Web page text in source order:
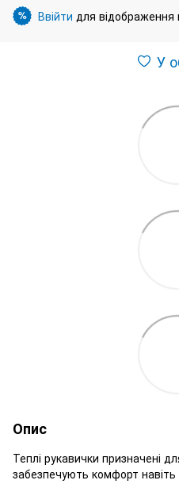
% Ввійти для відображення
У
Опис
Теплі рукавички призначені
забезпечують комфорт